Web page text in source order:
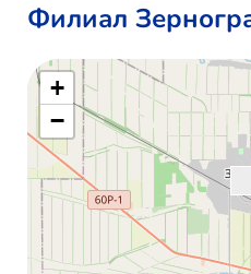
Филиал
+
−